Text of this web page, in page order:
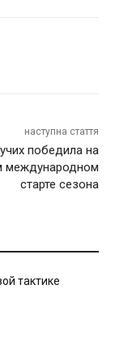
наступна стаття
победила на
международном
старте сезона
тактике